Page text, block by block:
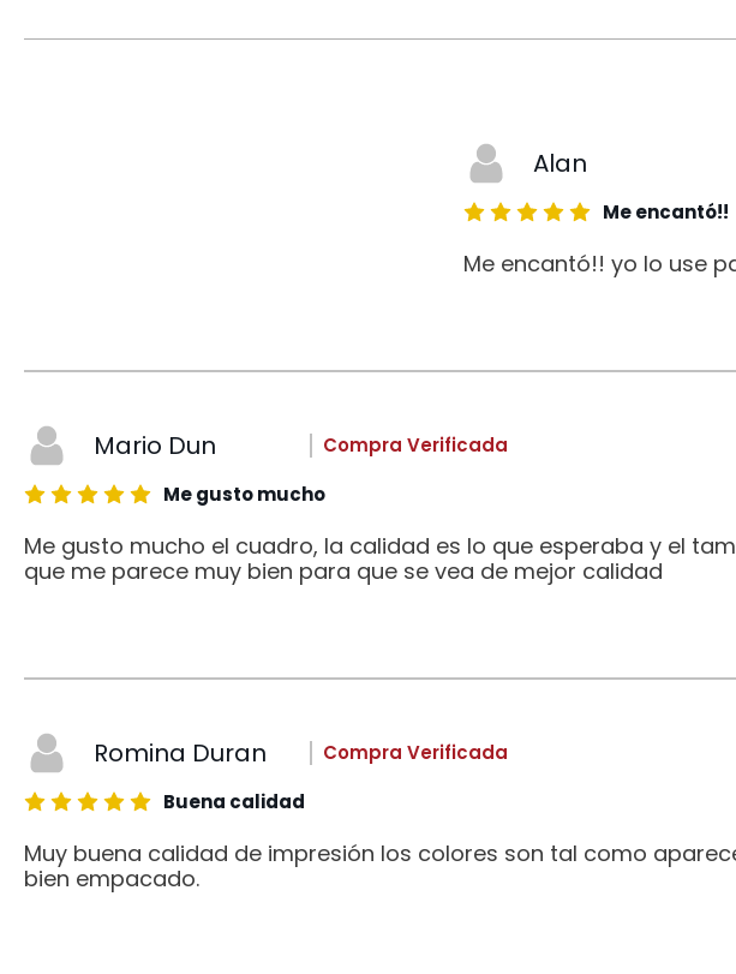
Alan
Me encantó!!
Me encantó!! yo lo use
Mario Dun
Compra Verificada
Me gusto mucho
Me gusto mucho el cuadro, la calidad es lo que esperaba y el
que me parece muy bien para que se vea de mejor calidad
Romina Duran
Compra Verificada
Buena calidad
Muy buena calidad de impresión los colores son tal como
bien empacado.